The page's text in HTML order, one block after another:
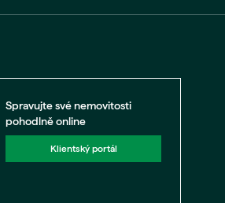
Spravujte své nemovitosti
pohodlně online
Klientský portál